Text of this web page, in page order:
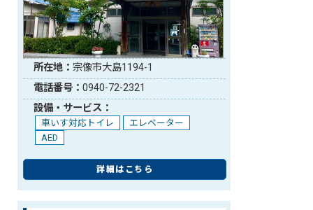
所在地：宗像市大島1194-1
電話番号：0940-72-2321
設備・サービス：
車いす対応トイレ
エレベーター
AED
詳細はこちら